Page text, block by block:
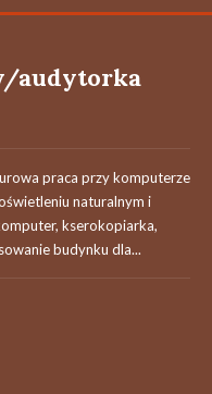
audytorka
praca przy komputerze
naturalnym i
kserokopiarka,
budynku dla...